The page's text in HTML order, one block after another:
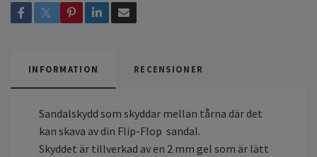
INFORMATION RECENSIONER
Sandalskydd som skyddar mellan tårna där det
kan skava av din Flip-Flop sandal.
Skyddet är tillverkad av en 2 mm gel som är lätt